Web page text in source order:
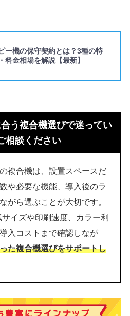
ー機の保守契約とは？3種の特
料金相場を解説【最新】
う複合機選びで迷ってい
相談ください
複合機は、設置スペースだ
や必要な機能、導入後のラ
がら選ぶことが大切です。
イズや印刷速度、カラー利
入コストまで確認しなが
た複合機選びをサポートし